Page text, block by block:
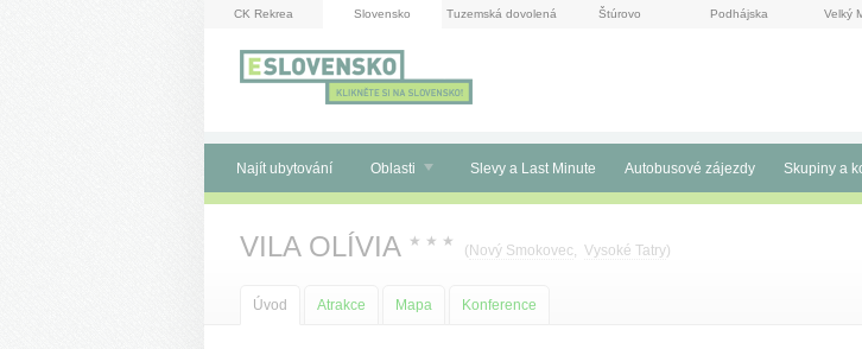
CK Rekrea Slovensko Tuzemská dovolená Štúrovo Podhájska Velký
Najít ubytování Oblasti Slevy a Last Minute Autobusové zájezdy Skupiny a
VILA OLÍVIA ★ ★ ★
( Nový Smokovec, Vysoké Tatry)
Úvod Atrakce Mapa Konference